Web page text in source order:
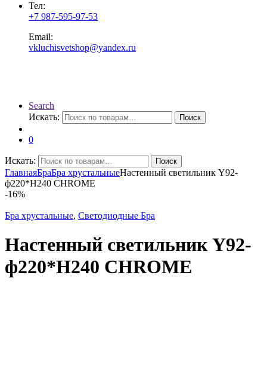
Тел:
+7 987-595-97-53
Email:
vkluchisvetshop@yandex.ru
Search
Искать:
Поиск
0
Искать: Поиск
ГлавнаяБраБра хрустальныеНастенный светильник Y92-
ф220*H240 CHROME
-16%
Бра хрустальные, Светодиодные Бра
Настенный светильник Y92-
ф220*H240 CHROME